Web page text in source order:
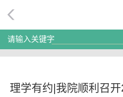
请输入关键字
理学有约|我院顺利召